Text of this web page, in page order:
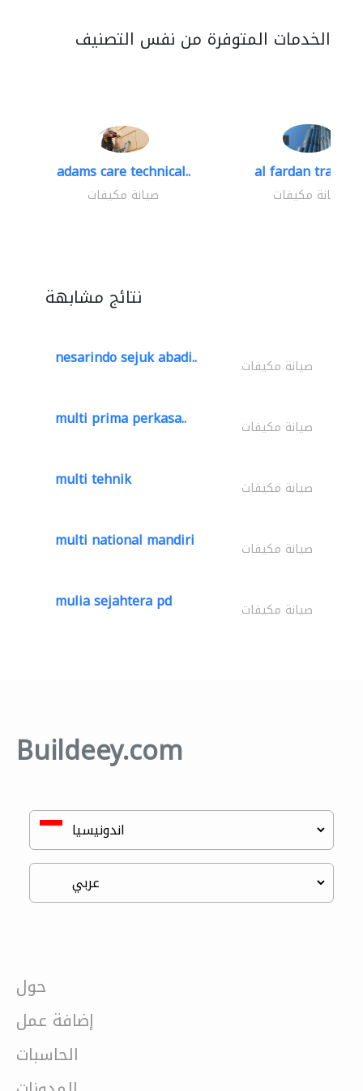
الخدمات المتوفرة من نفس التصنيف
adams care technical..
صيانة مكيفات
al fardan trading..
صيانة مكيفات
نتائج مشابهة
nesarindo sejuk abadi.. صيانة مكيفات
multi prima perkasa.. صيانة مكيفات
multi tehnik صيانة مكيفات
multi national mandiri صيانة مكيفات
mulia sejahtera pd صيانة مكيفات
Buildeey.com
حول
إضافة عمل
الحاسبات